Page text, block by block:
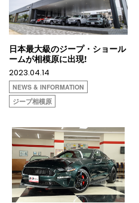
日本最大級のジープ・ショール
ームが相模原に出現!
2023.04.14
NEWS & INFORMATION
ジープ相模原